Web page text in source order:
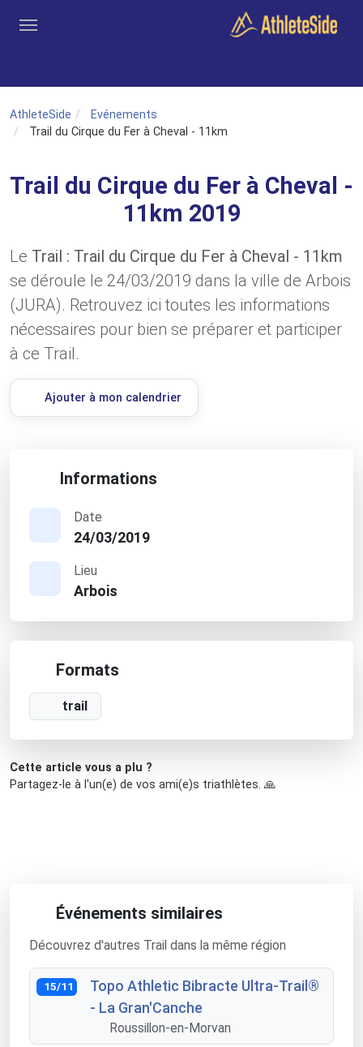
AthleteSide
Evénements
Trail du Cirque du Fer à Cheval - 11km
Trail du Cirque du Fer à Cheval -
11km 2019
Le Trail : Trail du Cirque du Fer à Cheval - 11km
se déroule le 24/03/2019 dans la ville de Arbois
(JURA). Retrouvez ici toutes les informations
nécessaires pour bien se préparer et participer
à ce Trail.
Ajouter à mon calendrier
Informations
Date
24/03/2019
Lieu
Arbois
Formats
trail
Cette article vous a plu ?
Partagez-le à l'un(e) de vos ami(e)s triathlètes. 🙏
Événements similaires
Découvrez d'autres Trail dans la même région
15/11
Topo Athletic Bibracte Ultra-Trail®
- La Gran'Canche
Roussillon-en-Morvan